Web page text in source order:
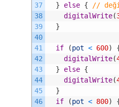
37
38
39
40
41
42
43
44
45
46
}
else {
//
digitalWrite(
}
if (pot < 600)
digitalWrite(
}
else {
digitalWrite(
}
if
(pot < 800)